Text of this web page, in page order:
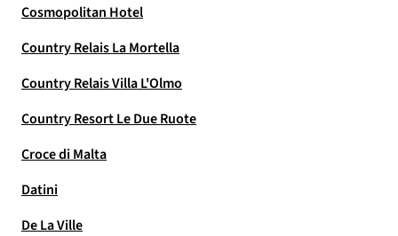
Cosmopolitan Hotel
Country Relais La Mortella
Country Relais Villa L'Olmo
Country Resort Le Due Ruote
Croce di Malta
Datini
De La Ville